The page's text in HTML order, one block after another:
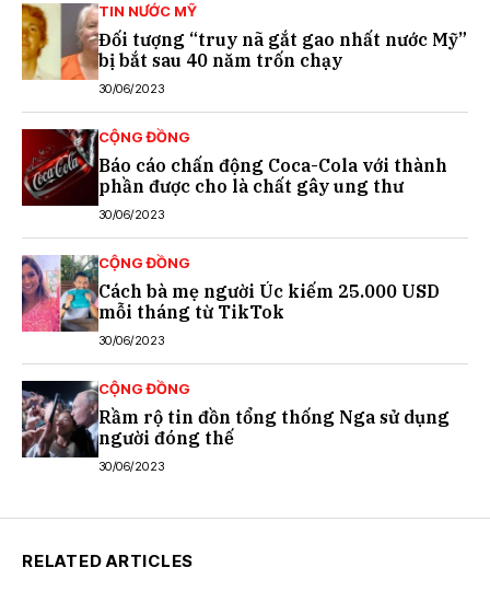
TIN NƯỚC MỸ
Đối tượng “truy nã gắt gao nhất nước Mỹ”
bị bắt sau 40 năm trốn chạy
30/06/2023
CỘNG ĐỒNG
Báo cáo chấn động Coca-Cola với thành
phần được cho là chất gây ung thư
30/06/2023
CỘNG ĐỒNG
Cách bà mẹ người Úc kiếm 25.000 USD
mỗi tháng từ TikTok
30/06/2023
CỘNG ĐỒNG
Rầm rộ tin đồn tổng thống Nga sử dụng
người đóng thế
30/06/2023
RELATED ARTICLES